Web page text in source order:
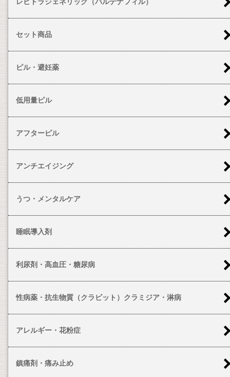
セット商品
ピル・避妊薬
低用量ピル
アフターピル
アンチエイジング
うつ・メンタルケア
睡眠導入剤
利尿剤・高血圧・糖尿病
性病薬・抗生物質（クラビット）クラミジア・淋病
アレルギー・花粉症
鎮痛剤・痛み止め